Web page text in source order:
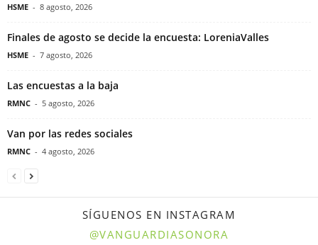
HSME - 8 agosto, 2026
Finales de agosto se decide la encuesta: LoreniaValles
HSME - 7 agosto, 2026
Las encuestas a la baja
RMNC - 5 agosto, 2026
Van por las redes sociales
RMNC - 4 agosto, 2026
SÍGUENOS EN INSTAGRAM
@VANGUARDIASONORA